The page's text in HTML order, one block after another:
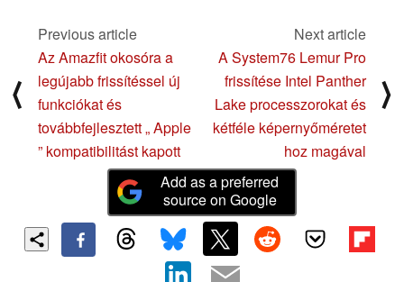
⟨
Previous article
Az Amazfit okosóra a
legújabb frissítéssel új
funkciókat és
továbbfejlesztett „ Apple
” kompatibilitást kapott
Next article
A System76 Lemur Pro
frissítése Intel Panther
Lake processzorokat és
kétféle képernyőméretet
hoz magával
⟩
Add as a preferred
source on Google